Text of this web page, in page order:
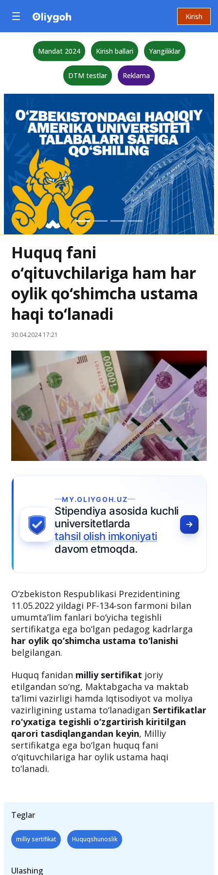
Kirish
Mandat 2024 Kirish ballari Yangiliklar
DTM testlar Reklama
Huquq fani
o‘qituvchilariga ham har
oylik qo‘shimcha ustama
haqi to‘lanadi
30.04.2024 17:21
MY.OLIYGOH.UZ
Stipendiya asosida kuchli
universitetlarda
tahsil olish imkoniyati
davom etmoqda.
O‘zbekiston Respublikasi Prezidentining
11.05.2022 yildagi PF-134-son farmoni bilan
umumta’lim fanlari bo‘yicha tegishli
har oylik qo‘shimcha ustama to‘lanishi
belgilangan.
Huquq fanidanmilliy sertifikatjoriy
etilgandan so‘ng, Maktabgacha va maktab
ta’limi vazirligi hamda Iqtisodiyot va moliya
vazirligining ustama to‘lanadiganSertifikatlar
ro‘yxatiga tegishli o‘zgartirish kiritilgan
qarori tasdiqlangandan keyin
Teglar
milliy sertifikat